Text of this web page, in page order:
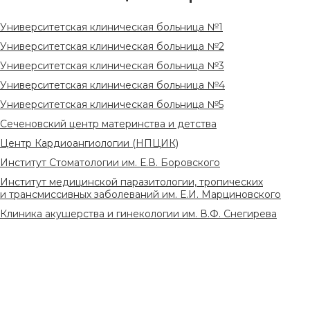
Университетская клиническая больница №1
Университетская клиническая больница №2
Университетская клиническая больница №3
Университетская клиническая больница №4
Университетская клиническая больница №5
Сеченовский центр материнства и детства
Центр Кардиоангиологии (НПЦИК)
Институт Стоматологии им. Е.В. Боровского
Институт медицинской паразитологии, тропических
и трансмиссивных заболеваний им. Е.И. Марциновского
Клиника акушерства и гинекологии им. В.Ф. Снегирева